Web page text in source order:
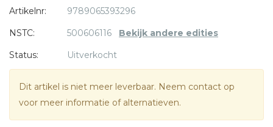
dwarsverwijzingen en aantekeningen.
Als extra zijn er 64 kleurenpagina's met foto's, landkaarten
en tijdbalken die veel aanvullende informatie bieden.
Natuurlijk ontbreekt een trefwoordenregister niet in deze
uitgave.
Een uniek kenmerk van deNBV Studiebijbelis dat de
Artikelnr:
9789065393296
NSTC:
500606116 Bekijk andere edities
Status:
Uitverkocht
Dit artikel is niet meer leverbaar. Neem contact op
voor meer informatie of alternatieven.